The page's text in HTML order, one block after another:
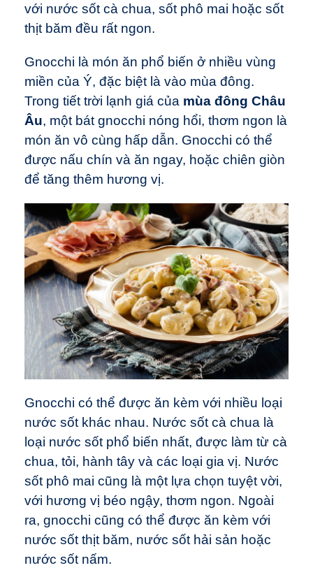
với nước sốt cà chua, sốt phô mai hoặc sốt
thịt băm đều rất ngon.
Gnocchi là món ăn phổ biến ở nhiều vùng
miền của Ý, đặc biệt là vào mùa đông.
Trong tiết trời lạnh giá của mùa đông Châu
Âu, một bát gnocchi nóng hổi, thơm ngon là
món ăn vô cùng hấp dẫn. Gnocchi có thể
được nấu chín và ăn ngay, hoặc chiên giòn
để tăng thêm hương vị.
Gnocchi có thể được ăn kèm với nhiều loại
nước sốt khác nhau. Nước sốt cà chua là
loại nước sốt phổ biến nhất, được làm từ cà
chua, tỏi, hành tây và các loại gia vị. Nước
sốt phô mai cũng là một lựa chọn tuyệt vời,
với hương vị béo ngậy, thơm ngon. Ngoài
ra, gnocchi cũng có thể được ăn kèm với
nước sốt thịt băm, nước sốt hải sản hoặc
nước sốt nấm.